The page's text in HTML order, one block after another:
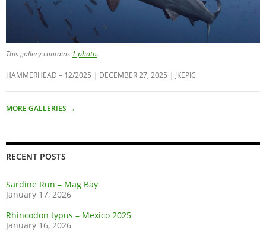
This gallery contains 1 photo.
HAMMERHEAD – 12/2025 DECEMBER 27, 2025 JKEPIC
MORE GALLERIES →
RECENT POSTS
Sardine Run – Mag Bay
January 17, 2026
Rhincodon typus – Mexico 2025
January 16, 2026